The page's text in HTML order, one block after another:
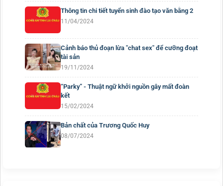
Thông tin chi tiết tuyển sinh đào tạo văn bằng 2
11/04/2024
Cảnh báo thủ đoạn lừa "chat sex" để cưỡng đoạt
tài sản
19/11/2024
“Parky” - Thuật ngữ khởi nguồn gây mất đoàn
kết
15/02/2024
Bản chất của Trương Quốc Huy
08/07/2024